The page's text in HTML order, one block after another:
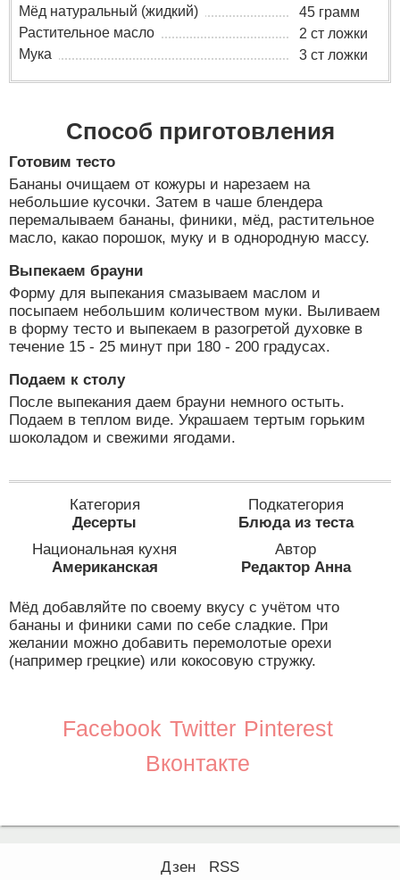
Мёд натуральный (жидкий)
45 грамм
Растительное масло
2 ст ложки
Мука
3 ст ложки
Способ приготовления
Готовим тесто
Бананы очищаем от кожуры и нарезаем на
небольшие кусочки. Затем в чаше блендера
перемалываем бананы, финики, мёд, растительное
масло, какао порошок, муку и в однородную массу.
Выпекаем брауни
Форму для выпекания смазываем маслом и
посыпаем небольшим количеством муки. Выливаем
в форму тесто и выпекаем в разогретой духовке в
течение 15 - 25 минут при 180 - 200 градусах.
Подаем к столу
После выпекания даем брауни немного остыть.
Подаем в теплом виде. Украшаем тертым горьким
шоколадом и свежими ягодами.
Категория
Десерты
Подкатегория
Блюда из теста
Национальная кухня
Американская
Автор
Редактор Анна
Мёд добавляйте по своему вкусу с учётом что
бананы и финики сами по себе сладкие. При
желании можно добавить перемолотые орехи
(например грецкие) или кокосовую стружку.
Facebook Twitter Pinterest
Вконтакте
Дзен RSS